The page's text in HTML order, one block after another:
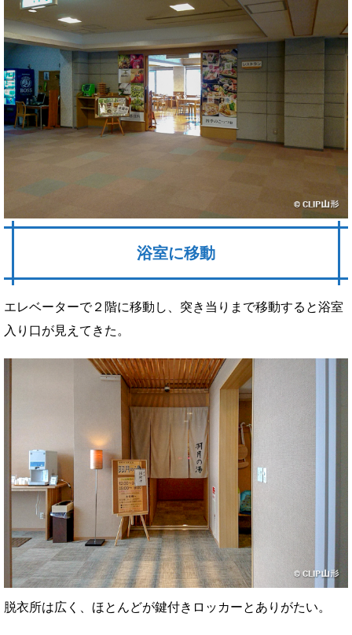
浴室に移動
エレベーターで２階に移動し、突き当りまで移動すると浴室
入り口が見えてきた。
脱衣所は広く、ほとんどが鍵付きロッカーとありがたい。